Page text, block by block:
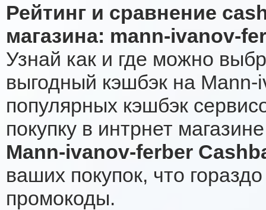
Рейтинг и сравнение
магазина: mann-ivanov-
Узнай как и где можно
выгодный кэшбэк на
популярных кэшбэк
покупку в интрнет
Mann-ivanov-ferber
ваших покупок, что
промокоды.